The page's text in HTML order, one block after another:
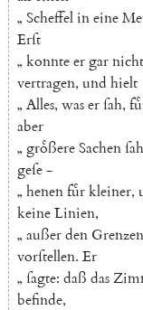
„ Scheffelineine
Erſt
„ konnteergarnicht
vertragen, und hielt
„ Alles, waserſah,
aber
„ groͤßereSachenſah
geſe-
„ henenfuͤrkleiner,
keineLinien,
„ außerden Grenzen
vorſtellen. Er
„ ſagte: daß das
befinde,